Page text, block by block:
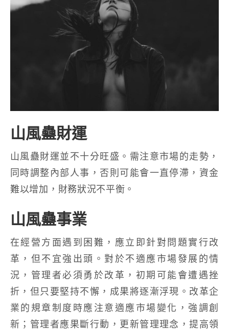
山風蠱財運
山風蠱財運並不十分旺盛。需注意市場的走勢，
同時調整內部人事，否則可能會一直停滯，資金
難以增加，財務狀況不平衡。
山風蠱事業
在經營方面遇到困難，應立即針對問題實行改
革，但不宜強出頭。對於不適應市場發展的情
況，管理者必須勇於改革，初期可能會遭遇挫
折，但只要堅持不懈，成果將逐漸浮現。改革企
業的規章制度時應注意適應市場變化，強調創
新；管理者應果斷行動，更新管理理念，提高領